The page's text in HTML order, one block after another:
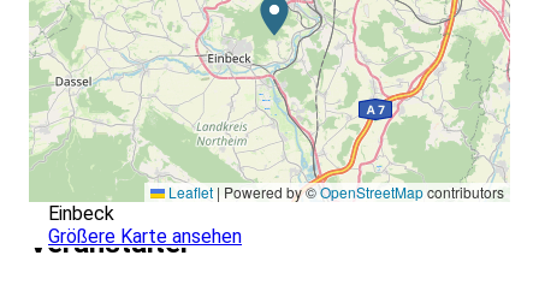
Leaflet | Powered by ©OpenStreetMapcontributors
Einbeck
Größere Karte ansehen
Veranstalter